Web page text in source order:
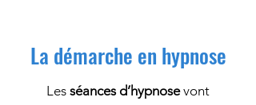
La démarche en hypnose
Les séances d’hypnosevont